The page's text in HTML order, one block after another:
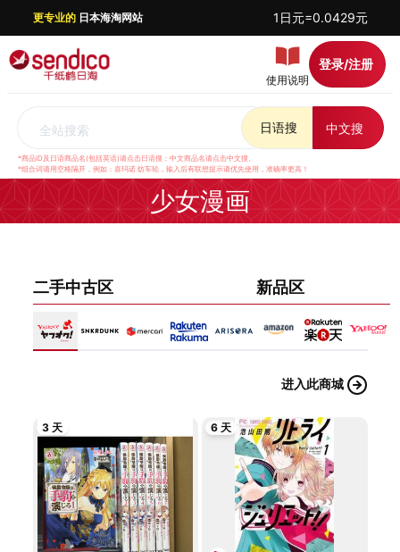
更专业的日本海淘网站 1日元=0.0429元
使用说明
登录/注册
全站搜索 日语搜 中文搜
*商品ID及日语商品名(包括英语)请点击日语搜；中文商品名请点击中文搜。
*组合词请用空格隔开，例如：喜玛诺 纺车轮，输入后有联想提示请优先使用，准确率更高！
少女漫画
二手中古区 新品区
进入此商城
3 天 6 天